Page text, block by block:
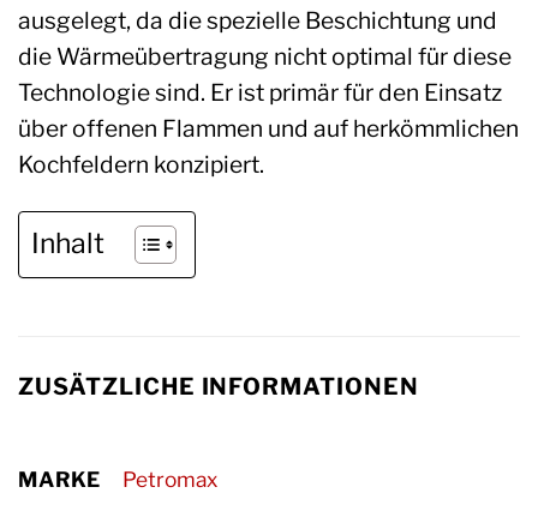
ausgelegt, da die spezielle Beschichtung und
die Wärmeübertragung nicht optimal für diese
Technologie sind. Er ist primär für den Einsatz
über offenen Flammen und auf herkömmlichen
Kochfeldern konzipiert.
Inhalt
ZUSÄTZLICHE INFORMATIONEN
MARKE Petromax